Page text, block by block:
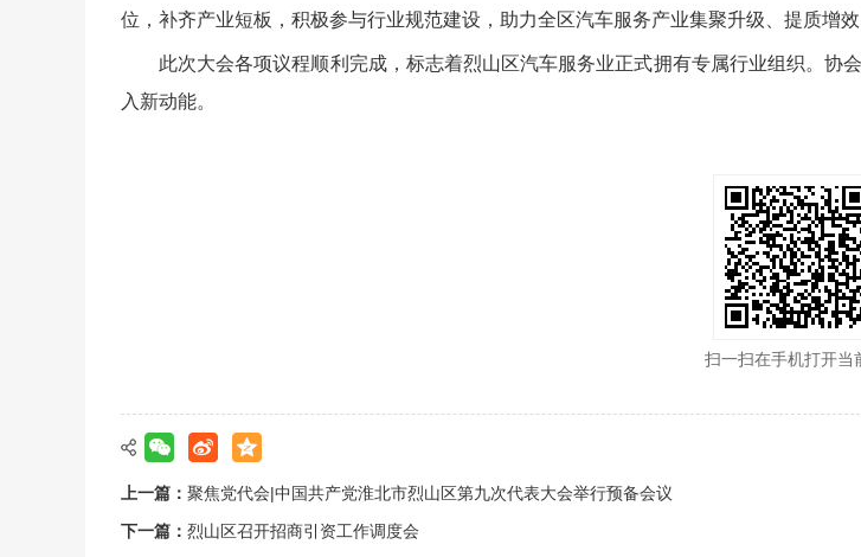
位，补齐产业短板，积极参与行业规范建设，助力全区汽车服务产业集聚升级、提质增
此次大会各项议程顺利完成，标志着烈山区汽车服务业正式拥有专属行业组织。
入新动能。
扫一扫在手机打开当
上一篇： 聚焦党代会|中国共产党淮北市烈山区第九次代表大会举行预备会议
下一篇： 烈山区召开招商引资工作调度会